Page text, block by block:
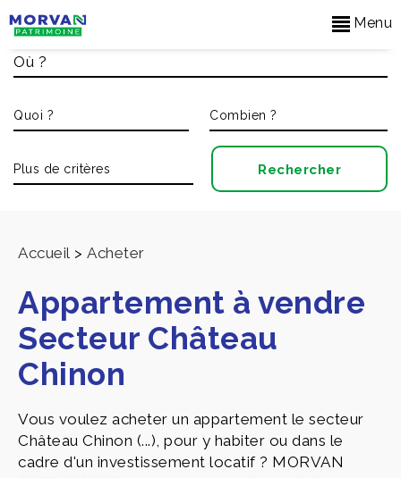
Menu
Accueil > Acheter
Appartement à vendre
Secteur Château
Chinon
Vous voulez acheter un appartement le secteur
Château Chinon (...), pour y habiter ou dans le
cadre d'un investissement locatif ? MORVAN